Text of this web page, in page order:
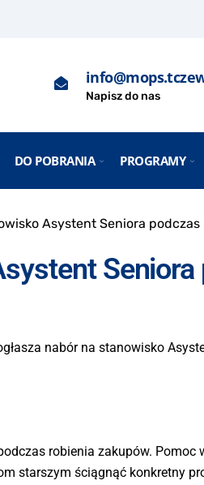
Napisz do nas
DO POBRANIA PROGRAMY
Asystent Seniora
nabór na stanowisko
robienia zakupów.
starszym ściągnąć konkretny